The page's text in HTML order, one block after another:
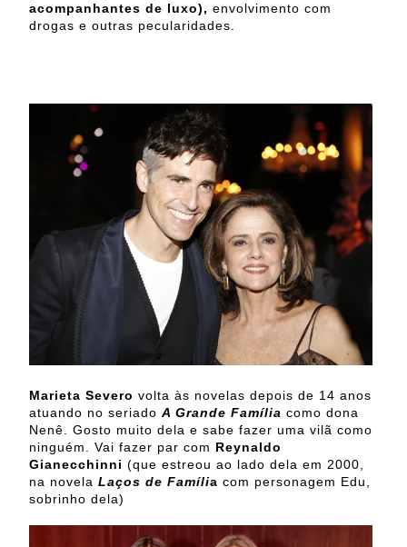
acompanhantes de luxo), envolvimento com
drogas e outras pecularidades.
Marieta Severo volta às novelas depois de 14 anos
atuando no seriado A Grande Família como dona
Nenê. Gosto muito dela e sabe fazer uma vilã como
ninguém. Vai fazer par com Reynaldo
Gianecchinni (que estreou ao lado dela em 2000,
na novela Laços de Família com personagem Edu,
sobrinho dela)